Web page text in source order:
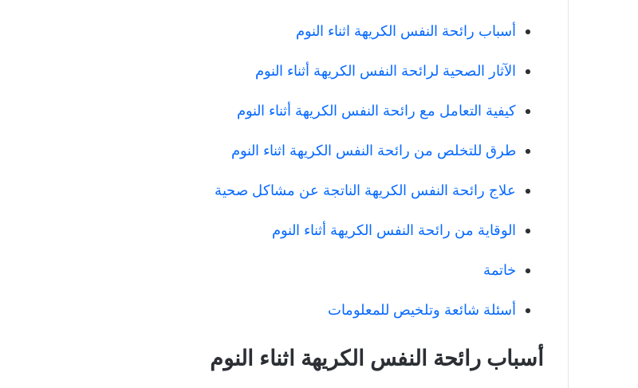
أسباب رائحة النفس الكريهة اثناء النوم
الآثار الصحية لرائحة النفس الكريهة أثناء النوم
كيفية التعامل مع رائحة النفس الكريهة أثناء النوم
طرق للتخلص من رائحة النفس الكريهة اثناء النوم
علاج رائحة النفس الكريهة الناتجة عن مشاكل صحية
الوقاية من رائحة النفس الكريهة أثناء النوم
خاتمة
أسئلة شائعة وتلخيص للمعلومات
أسباب رائحة النفس الكريهة اثناء النوم